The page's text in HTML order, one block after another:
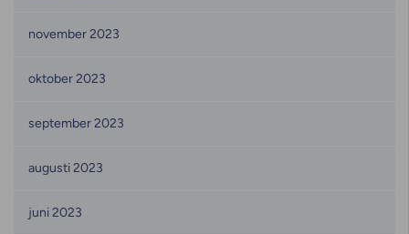
november 2023
oktober 2023
september 2023
augusti 2023
juni 2023